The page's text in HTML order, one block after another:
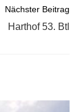
Nächster Beitrag
Harthof 53. Btl